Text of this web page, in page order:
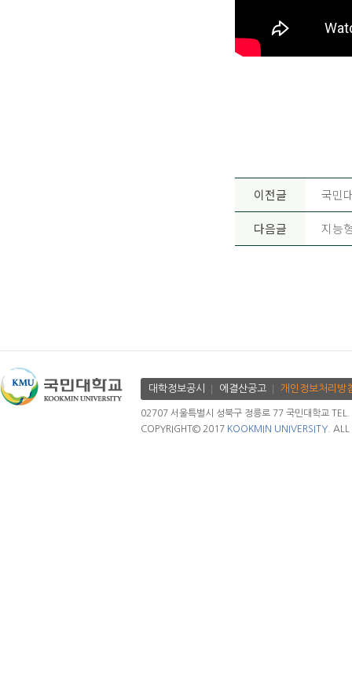
이전글 국민
다음글 지능
대학정보공시 에결산공고 개인정보처리방
02707 서울특별시 성북구 정릉로 77 국민대학교
COPYRIGHT© 2017 KOOKMIN UNIVERSITY. ALL